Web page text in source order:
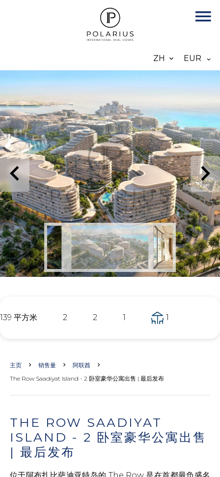
ZH EUR
139 平方米 2 2 1 1
主页 销售量
阿联酋
The Row Saadiyat Island - 2 卧室豪华公寓出售 | 最后发布
THE ROW SAADIYAT
ISLAND - 2 卧室豪华公寓出售
| 最后发布